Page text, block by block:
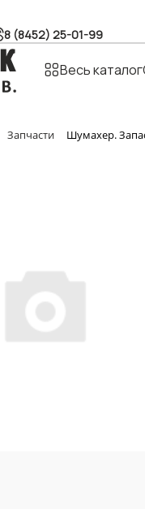
8 (8452) 25-01-99
Весь каталог
Запчасти Шумахер.